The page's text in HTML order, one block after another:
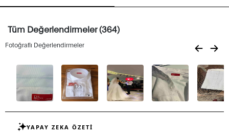
Tüm Değerlendirmeler (364)
Fotoğraflı Değerlendirmeler
YAPAY ZEKA ÖZETİ